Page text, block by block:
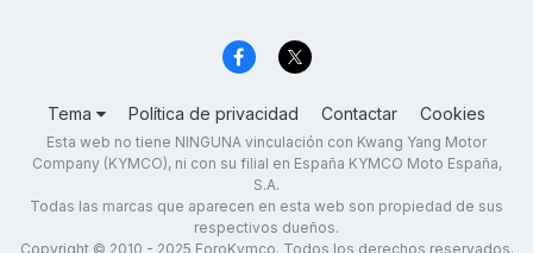
Tema Política de privacidad Contactar Cookies
Esta web no tiene NINGUNA vinculación con Kwang Yang Motor
Company (KYMCO), ni con su filial en España KYMCO Moto España,
S.A.
Todas las marcas que aparecen en esta web son propiedad de sus
respectivos dueños.
Copyright © 2010 - 2025 ForoKymco. Todos los derechos reservados.